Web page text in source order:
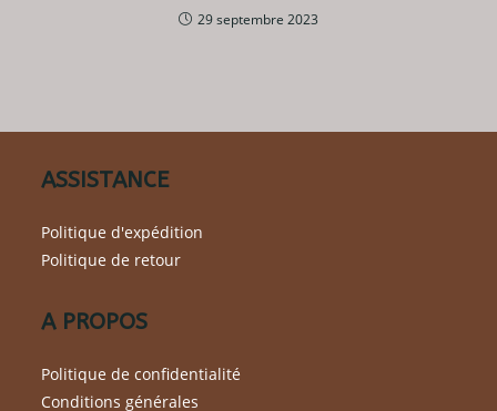
29 septembre 2023
ASSISTANCE
Politique d'expédition
Politique de retour
A PROPOS
Politique de confidentialité
Conditions générales